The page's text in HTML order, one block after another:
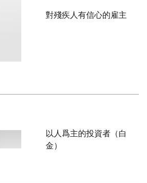
對殘疾人有信心的雇主
以人爲主的投資者（白
金）